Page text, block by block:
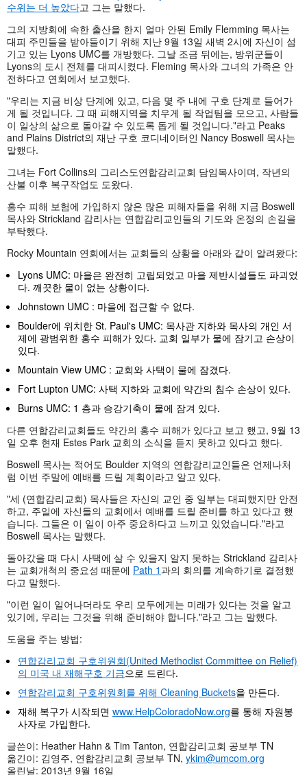
수위는 더 높았다고 그는 말했다.
그의 지방회에 속한 출산을 한지 얼마 안된 Emily Flemming 목사는
대피 주민들을 받아들이기 위해 지난 9월 13일 새벽 2시에 자신이 섬
기고 있는 Lyons UMC를 개방했다. 그날 조금 뒤에는, 방위군들이
Lyons의 도시 전체를 대피시켰다. Fleming 목사와 그녀의 가족은 안
전하다고 연회에서 보고했다.
"우리는 지금 비상 단계에 있고, 다음 몇 주 내에 구호 단계로 들어가
게 될 것입니다. 그 때 피해지역을 치우게 될 작업팀을 모으고, 사람들
이 일상의 삶으로 돌아갈 수 있도록 돕게 될 것입니다."라고 Peaks
and Plains District의 재난 구호 코디네이터인 Nancy Boswell 목사는
말했다.
그녀는 Fort Collins의 그리스도연합감리교회 담임목사이며, 작년의
산불 이후 복구작업도 도왔다.
홍수 피해 보험에 가입하지 않은 많은 피해자들을 위해 지금 Boswell
목사와 Strickland 감리사는 연합감리교인들의 기도와 온정의 손길을
부탁했다.
Rocky Mountain 연회에서는 교회들의 상황을 아래와 같이 알려왔다:
Lyons UMC: 마을은 완전히 고립되었고 마을 제반시설들도 파괴었
다. 깨끗한 물이 없는 상황이다.
Johnstown UMC : 마을에 접근할 수 없다.
Boulder에 위치한 St. Paul's UMC: 목사관 지하와 목사의 개인 서
제에 광범위한 홍수 피해가 있다. 교회 일부가 물에 잠기고 손상이
있다.
Mountain View UMC : 교회와 사택이 물에 잠겼다.
Fort Lupton UMC: 사택 지하와 교회에 약간의 침수 손상이 있다.
Burns UMC: 1 층과 승강기축이 물에 잠겨 있다.
다른 연합감리교회들도 약간의 홍수 피해가 있다고 보고 했고, 9월 13
일 오후 현재 Estes Park 교회의 소식을 듣지 못하고 있다고 했다.
Boswell 목사는 적어도 Boulder 지역의 연합감리교인들은 언제나처
럼 이번 주말에 예배를 드릴 계획이라고 알고 있다.
"세 (연합감리교회) 목사들은 자신의 교인 중 일부는 대피했지만 안전
하고, 주일에 자신들의 교회에서 예배를 드릴 준비를 하고 있다고 했
습니다. 그들은 이 일이 아주 중요하다고 느끼고 있었습니다."라고
Boswell 목사는 말했다.
돌아갔을 때 다시 사택에 살 수 있을지 알지 못하는 Strickland 감리사
는 교회개척의 중요성 때문에 Path 1과의 회의를 계속하기로 결정했
다고 말했다.
"이런 일이 일어나더라도 우리 모두에게는 미래가 있다는 것을 알고
있기에, 우리는 그것을 위해 준비해야 합니다."라고 그는 말했다.
도움을 주는 방법:
연합감리교회 구호위원회(United Methodist Committee on Relief)
의 미국 내 재해구호 기금으로 드린다.
연합감리교회 구호위원회를 위해 Cleaning Buckets을 만든다.
재해 복구가 시작되면 www.HelpColoradoNow.org를 통해 자원봉
사자로 가입한다.
글쓴이: Heather Hahn & Tim Tanton, 연합감리교회 공보부 TN
옮긴이: 김영주, 연합감리교회 공보부 TN, ykim@umcom.org
올린날: 2013년 9월 16일